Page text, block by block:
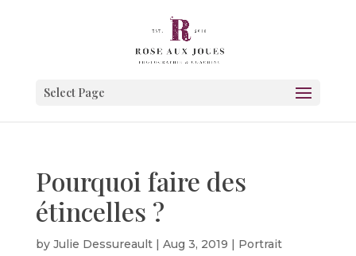
Select Page
Pourquoi faire des
étincelles ?
by Julie Dessureault| Aug 3, 2019 | Portrait